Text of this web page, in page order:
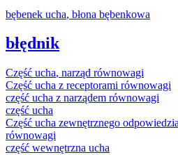
bębenek ucha, błona bębenkowa
błędnik
Część ucha, narząd równowagi
Część ucha z receptorami równowagi
część ucha z narządem równowagi
część ucha
Część ucha zewnętrznego
równowagi
część wewnętrzna ucha